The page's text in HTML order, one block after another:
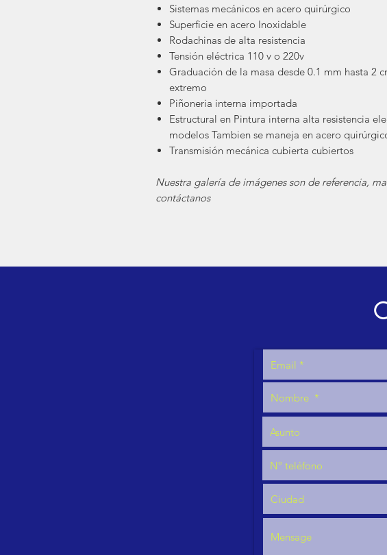
Sistemas mecánicos en acero quirúrgico
Superficie en acero Inoxidable
Rodachinas de alta resistencia
Tensión eléctrica 110 v o 220v
Graduación de la masa desde 0.1 mm hasta 2
extremo
Piñoneria interna importada
Estructural en Pintura interna alta resistencia
modelos Tambien se maneja en acero
Transmisión mecánica cubierta cubiertos
Nuestra galería de imágenes son de referencia,
contáctanos